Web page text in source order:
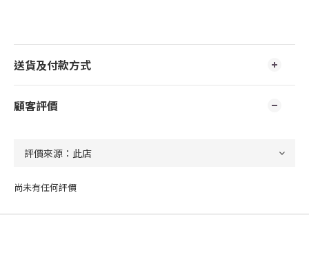
送貨及付款方式
顧客評價
尚未有任何評價